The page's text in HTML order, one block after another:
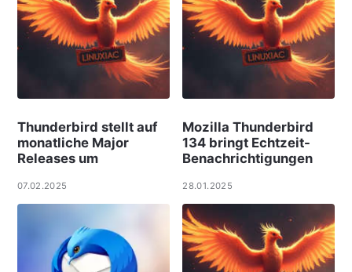
Thunderbird stellt auf
monatliche Major
Releases um
07.02.2025
Mozilla Thunderbird
134 bringt Echtzeit-
Benachrichtigungen
28.01.2025